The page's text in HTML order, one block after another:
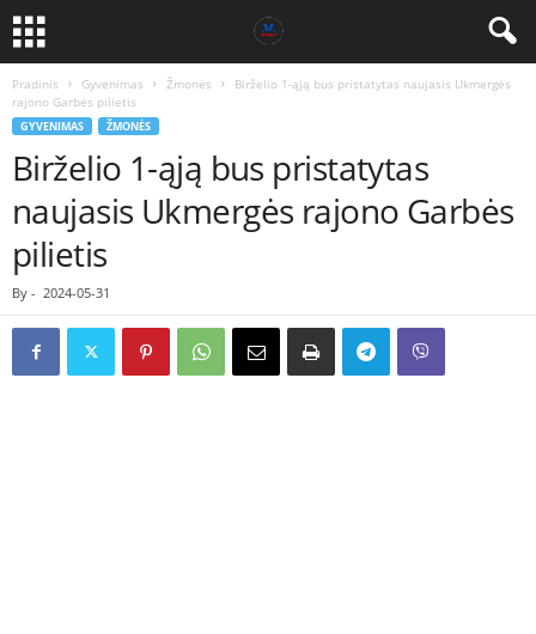
Pradinis Gyvenimas Žmonės
Birželio 1-ąją bus pristatytas naujasis Ukmergės
rajono Garbės pilietis
GYVENIMAS ŽMONĖS
Birželio 1-ąją bus pristatytas
naujasis Ukmergės rajono Garbės
pilietis
By - 2024-05-31